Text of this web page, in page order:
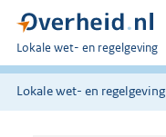
U
bent
hier:
Lokale wet- en regelgeving
Lokale wet- en regelgeving